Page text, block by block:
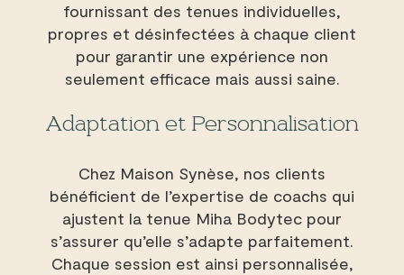
fournissant des tenues individuelles,
propres et désinfectées à chaque client
pour garantir une expérience non
seulement efficace mais aussi saine.
Adaptation et Personnalisation
Chez Maison Synèse, nos clients
bénéficient de l’expertise de coachs qui
ajustent la tenue Miha Bodytec pour
s’assurer qu’elle s’adapte parfaitement.
Chaque session est ainsi personnalisée,